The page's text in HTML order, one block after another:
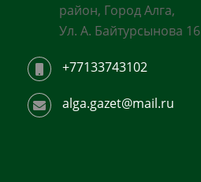
район, Город Алга,
Ул. А. Байтурсынова 16
+77133743102
alga.gazet@mail.ru